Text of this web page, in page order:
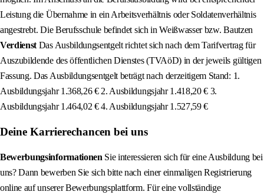
Leistung die Übernahme in ein Arbeitsverhältnis oder Soldatenverhältnis
angestrebt. Die Berufsschule befindet sich in Weißwasser bzw. Bautzen
Verdienst Das Ausbildungsentgelt richtet sich nach dem Tarifvertrag für
Auszubildende des öffentlichen Dienstes (TVAöD) in der jeweils gültigen
Fassung. Das Ausbildungsentgelt beträgt nach derzeitigem Stand: 1.
Ausbildungsjahr 1.368,26 € 2. Ausbildungsjahr 1.418,20 € 3.
Ausbildungsjahr 1.464,02 € 4. Ausbildungsjahr 1.527,59 €
Deine Karrierechancen bei uns
Bewerbungsinformationen Sie interessieren sich für eine Ausbildung bei
uns? Dann bewerben Sie sich bitte nach einer einmaligen Registrierung
online auf unserer Bewerbungsplattform. Für eine vollständige